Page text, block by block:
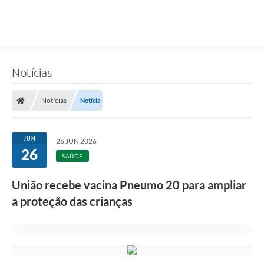
Notícias
Notícias Notícia
JUN
26
26 JUN 2026
SAÚDE
União recebe vacina Pneumo 20 para ampliar
a proteção das crianças